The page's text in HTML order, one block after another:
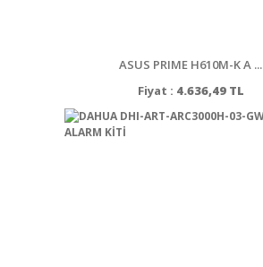
ASUS PRIME H610M-K A ...
Fiyat : 4.636,49 TL